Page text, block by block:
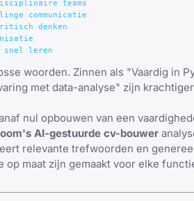
teams
communicatie
denken
woorden. Zinnen als "Vaardig in
met data-analyse" zijn
nul opbouwen van een
AI-gestuurde cv-bouwer
relevante trefwoorden en
op maat zijn gemaakt voor elke